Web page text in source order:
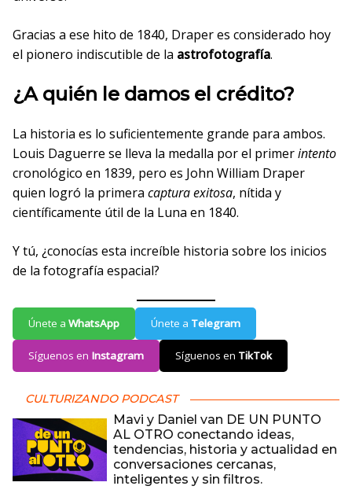
Gracias a ese hito de 1840, Draper es considerado hoy
el pionero indiscutible de la astrofotografía.
¿A quién le damos el crédito?
La historia es lo suficientemente grande para ambos.
Louis Daguerre se lleva la medalla por el primerintento
cronológico en 1839, pero es John William Draper
quien logró la primera captura exitosa, nítida y
científicamente útil de la Luna en 1840.
Y tú, ¿conocías esta increíble historia sobre los inicios
de la fotografía espacial?
Únete a WhatsApp Únete a Telegram
Síguenos en Instagram Síguenos en TikTok
CULTURIZANDO PODCAST
Mavi y Daniel van DE UN PUNTO
AL OTRO conectando ideas,
tendencias, historia y actualidad en
conversaciones cercanas,
inteligentes y sin filtros.